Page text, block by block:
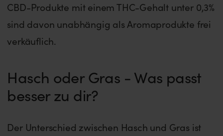
CBD-Produkte mit einem THC-Gehalt unter 0,3%
sind davon unabhängig als Aromaprodukte frei
verkäuflich.
Hasch oder Gras - Was passt
besser zu dir?
Der Unterschied zwischen Hasch und Gras ist